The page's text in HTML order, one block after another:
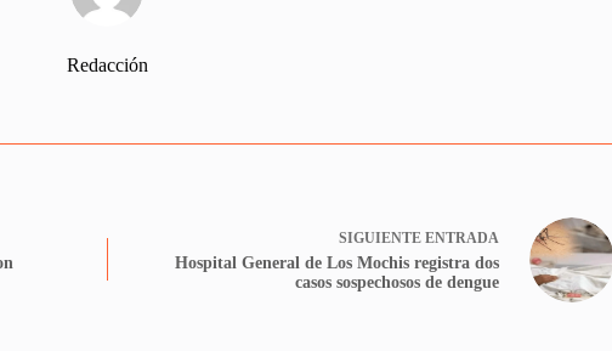
Redacción
SIGUIENTE ENTRADA
Hospital General de Los Mochis registra dos
casos sospechosos de dengue